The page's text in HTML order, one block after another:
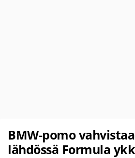
BMW-pomo
lähdössä Formula